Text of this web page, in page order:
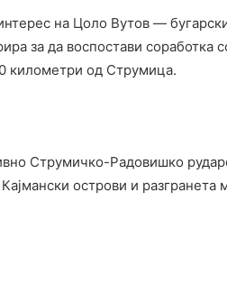
на Цоло Вутов — бугарски
за да воспостави соработка
километри од Струмица.
Струмичко-Радовишко
острови и